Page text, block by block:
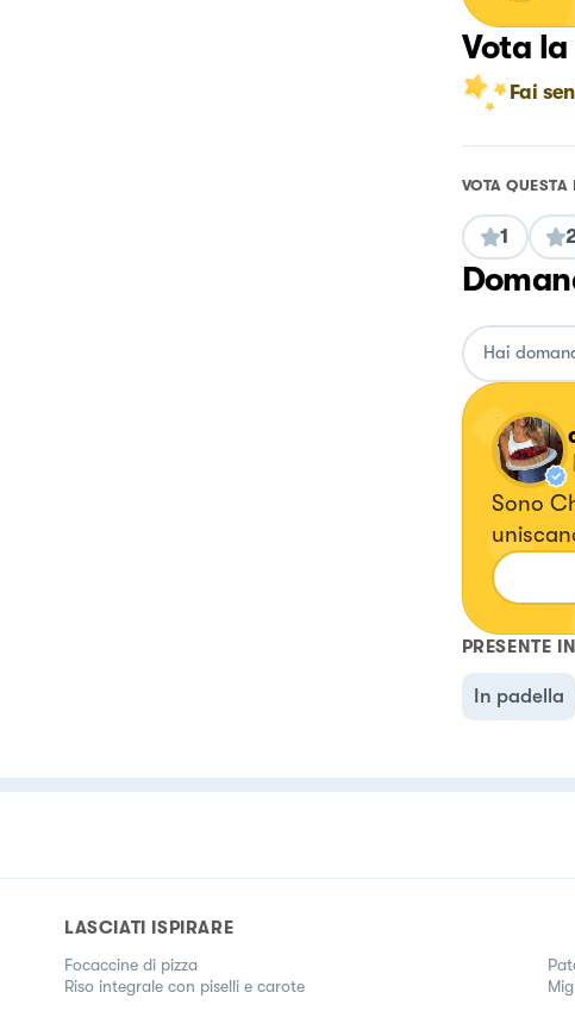
Vota
Fai
VOTA QUESTA
1
Sono
tutti i
PRESENTE IN
In padella
LASCIATI ISPIRARE
Focaccine di pizza
Riso integrale con piselli e carote